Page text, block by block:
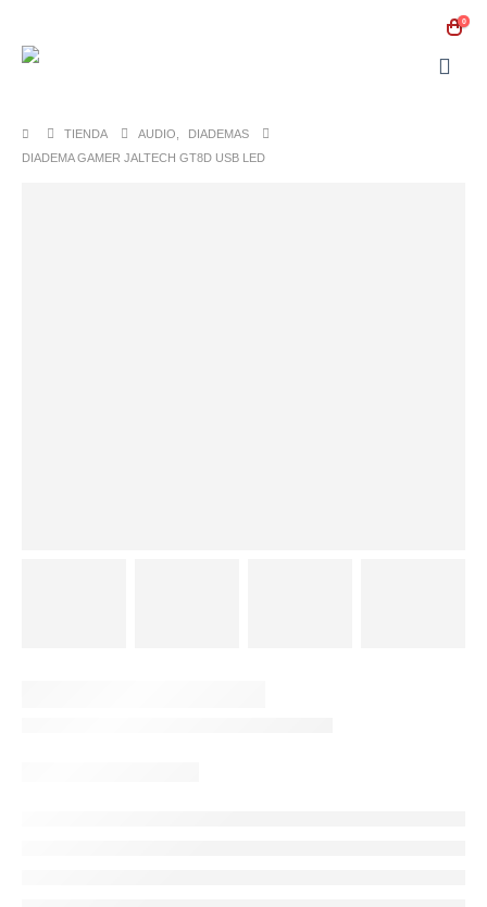
0
TIENDA AUDIO
DIADEMAS
DIADEMA GAMER JALTECH GT8D USB LED